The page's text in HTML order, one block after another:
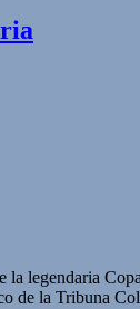
de la Tribuna